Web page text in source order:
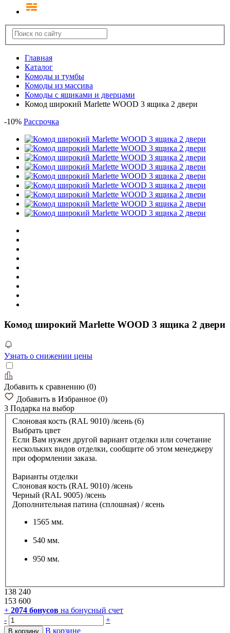
Главная
Каталог
Комоды и тумбы
Комоды из массива
Комоды с ящиками и дверцами
Комод широкий Marlette WOOD 3 ящика 2 двери
-10% Рассрочка
Комод широкий Marlette WOOD 3 ящика 2 двери
Узнать о снижении цены
Добавить к сравнению (0)
Добавить в Избранное (0)
3 Подарка на выбор
Слоновая кость (RAL 9010) /ясень (6)
Выбрать цвет
Если Вам нужен другой вариант отделки или сочетание
нескольких видов отделки, сообщите об этом менеджеру
при оформлении заказа.
Варианты отделки
Слоновая кость (RAL 9010) /ясень
Черный (RAL 9005) /ясень
Дополнительная патина (сплошная) / ясень
1565 мм.
540 мм.
950 мм.
138 240
153 600
+ 2074 бонусов на бонусный счет
-
+
В корзину В корзине